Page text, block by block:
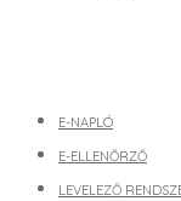
E-NAPLÓ
E-ELLENŐRZŐ
LEVELEZŐ